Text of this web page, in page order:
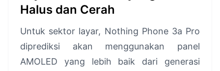
Halus dan Cerah
Untuk sektor layar, Nothing Phone 3a Pro
diprediksi akan menggunakan panel
AMOLED yang lebih baik dari generasi